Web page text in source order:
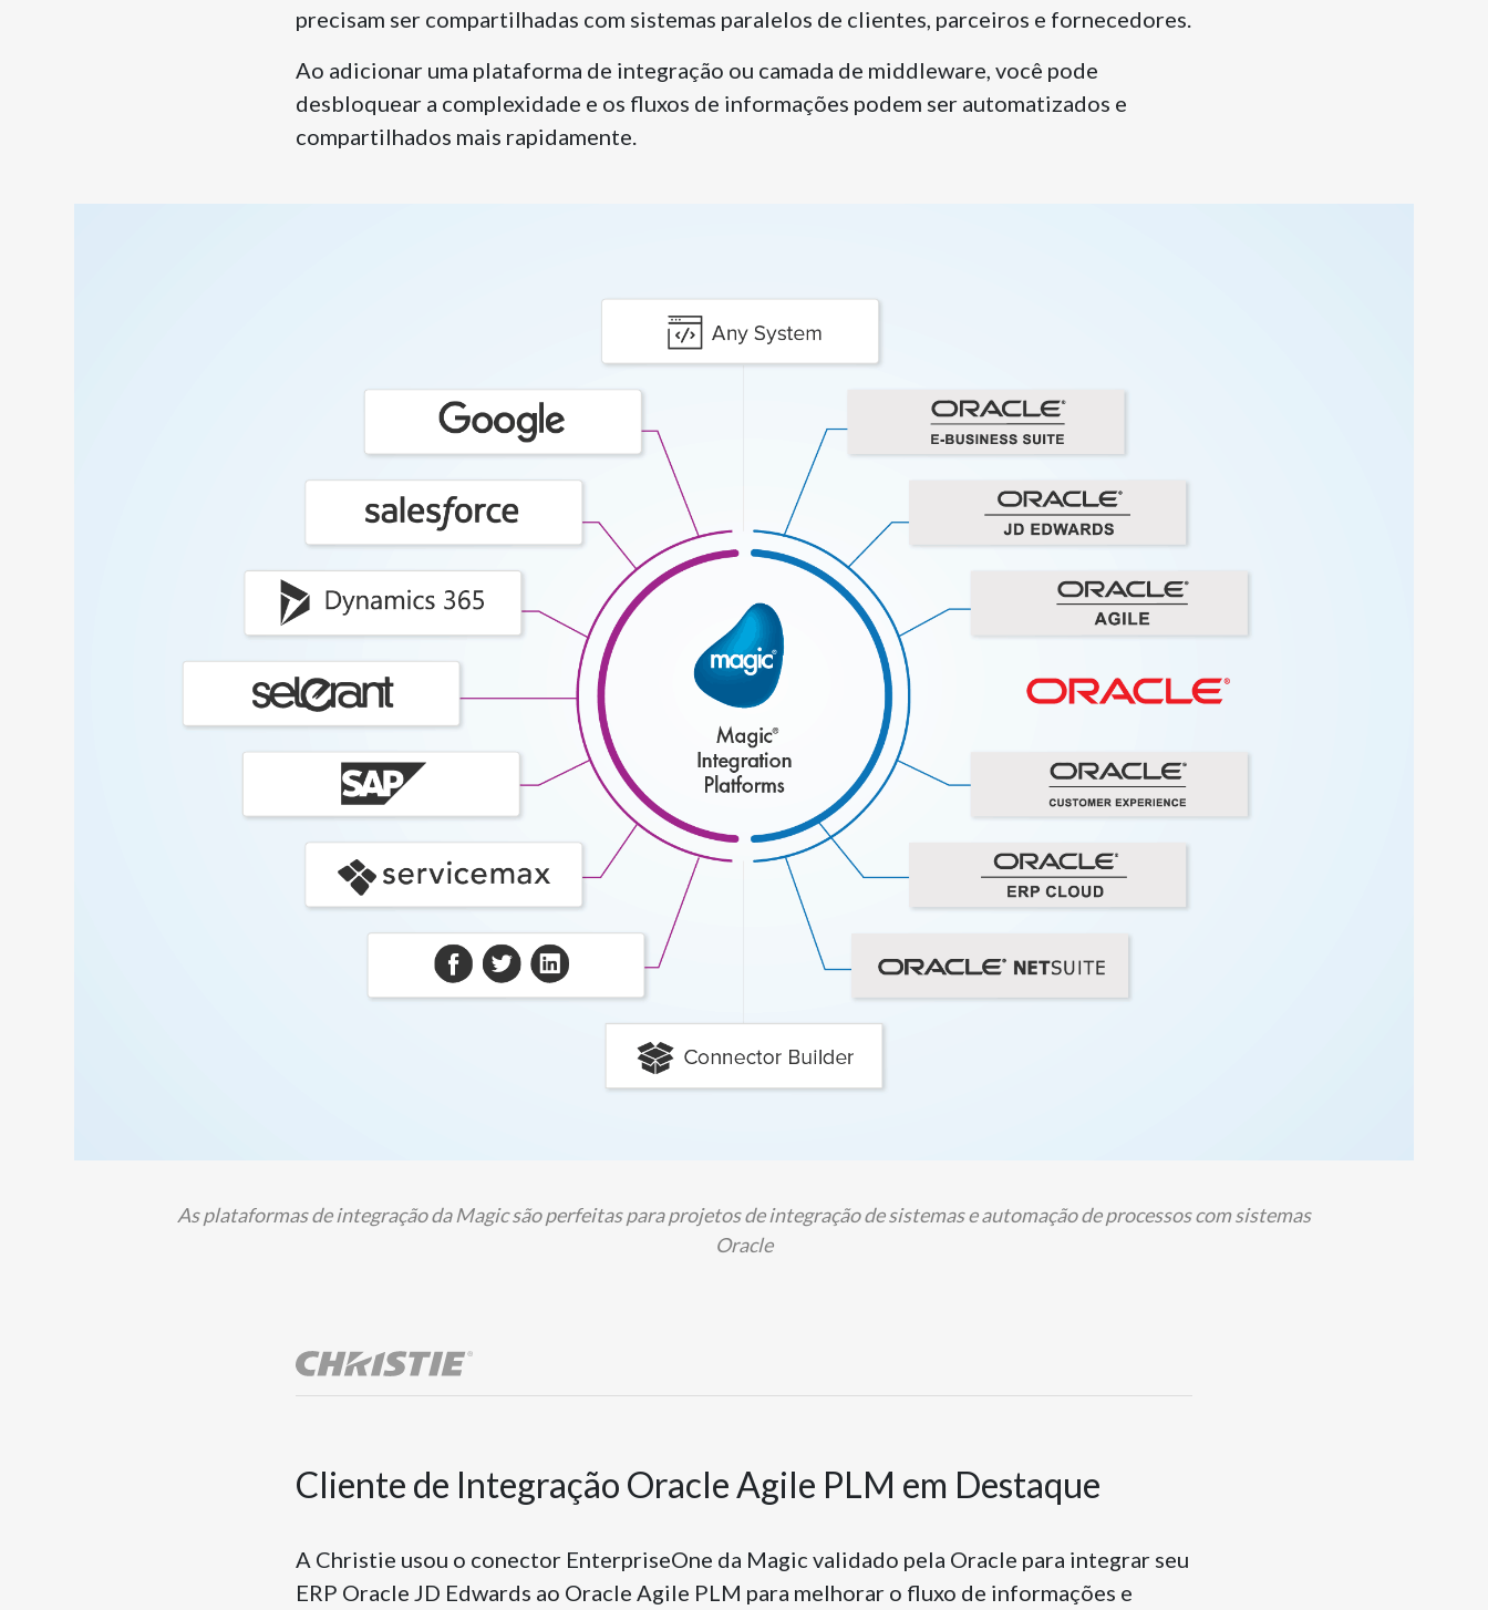
precisam ser compartilhadas com sistemas paralelos de clientes, parceiros e fornecedores.
Ao adicionar uma plataforma de integração ou camada de middleware, você pode
desbloquear a complexidade e os fluxos de informações podem ser automatizados e
compartilhados mais rapidamente.
As plataformas de integração da Magic são perfeitas para projetos de integração de sistemas e automação de processos com sistemas
Oracle
Cliente de Integração Oracle Agile PLM em Destaque
A Christie usou o conector EnterpriseOne da Magic validado pela Oracle para integrar seu
ERP Oracle JD Edwards ao Oracle Agile PLM para melhorar o fluxo de informações e